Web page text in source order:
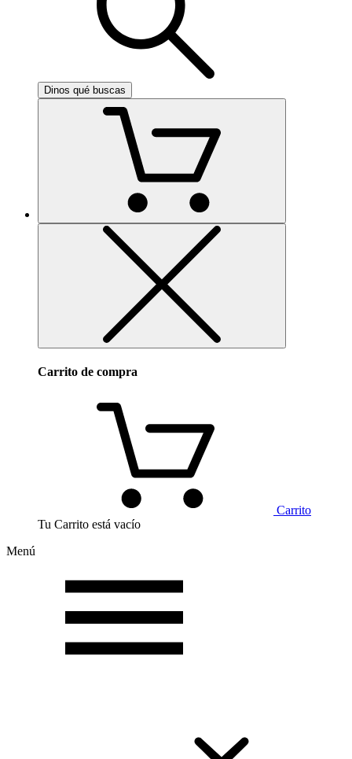
Dinos qué buscas
Carrito de compra
Carrito
Tu Carrito está vacío
Menú